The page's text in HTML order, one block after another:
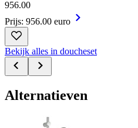
956.00
Prijs: 956.00 euro
Bekijk alles in doucheset
Alternatieven